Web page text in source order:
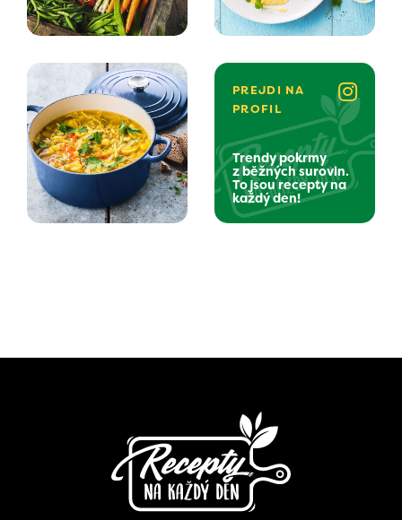
PREJDI NA
PROFIL
Trendy pokrmy
z běžných surovin.
To jsou recepty na
každý den!